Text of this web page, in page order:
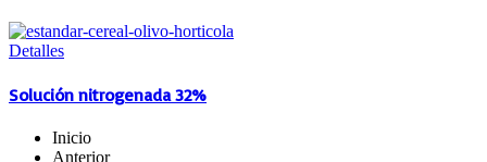
Detalles
Solución nitrogenada 32%
Inicio
Anterior